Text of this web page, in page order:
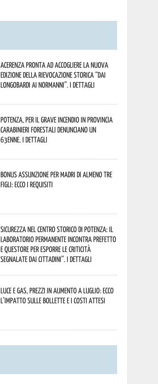
Acerenza pronta ad accogliere la nuova
edizione della rievocazione storica “Dai
Longobardi ai Normanni”. I dettagli
Potenza, per il grave incendio in Provincia
Carabinieri forestali denunciano un
63enne. I dettagli
Bonus assunzione per madri di almeno tre
figli: ecco i requisiti
Sicurezza nel Centro Storico di Potenza: il
Laboratorio Permanente incontra Prefetto
e Questore per esporre le criticità
segnalate dai cittadini”. I dettagli
Luce e gas, prezzi in aumento a luglio: ecco
l’impatto sulle bollette e i costi attesi